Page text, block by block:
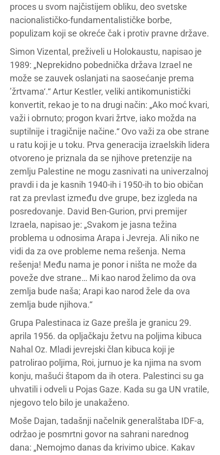
proces u svom najčistijem obliku, deo svetske
nacionalističko-fundamentalističke borbe,
populizam koji se okreće čak i protiv pravne države.
Simon Vizental, preživeli u Holokaustu, napisao je
1989: „Neprekidno pobednička država Izrael ne
može se zauvek oslanjati na saosećanje prema
’žrtvama‘.“ Artur Kestler, veliki antikomunistički
konvertit, rekao je to na drugi način: „Ako moć kvari,
važi i obrnuto; progon kvari žrtve, iako možda na
suptilnije i tragičnije načine.“ Ovo važi za obe strane
u ratu koji je u toku. Prva generacija izraelskih lidera
otvoreno je priznala da se njihove pretenzije na
zemlju Palestine ne mogu zasnivati na univerzalnoj
pravdi i da je kasnih 1940-ih i 1950-ih to bio običan
rat za prevlast između dve grupe, bez izgleda na
posredovanje. David Ben-Gurion, prvi premijer
Izraela, napisao je: „Svakom je jasna težina
problema u odnosima Arapa i Jevreja. Ali niko ne
vidi da za ove probleme nema rešenja. Nema
rešenja! Među nama je ponor i ništa ne može da
poveže dve strane… Mi kao narod želimo da ova
zemlja bude naša; Arapi kao narod žele da ova
zemlja bude njihova.“
Grupa Palestinaca iz Gaze prešla je granicu 29.
aprila 1956. da opljačkaju žetvu na poljima kibuca
Nahal Oz. Mladi jevrejski član kibuca koji je
patrolirao poljima, Roi, jurnuo je ka njima na svom
konju, mašući štapom da ih otera. Palestinci su ga
uhvatili i odveli u Pojas Gaze. Kada su ga UN vratile,
njegovo telo bilo je unakaženo.
Moše Dajan, tadašnji načelnik generalštaba IDF-a,
održao je posmrtni govor na sahrani narednog
dana: „Nemojmo danas da krivimo ubice. Kakav